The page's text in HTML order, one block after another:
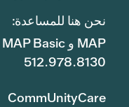
نحن هنا للمساعدة:
MAP و MAP Basic
512.978.8130
CommUnityCare